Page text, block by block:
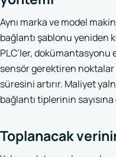
Aynı marka ve model
bağlantı şablonu yeniden
PLC’ler, dokümantasyonu
sensör gerektiren
süresini artırır. Maliyet
bağlantı tiplerinin sayısına
Toplanacak